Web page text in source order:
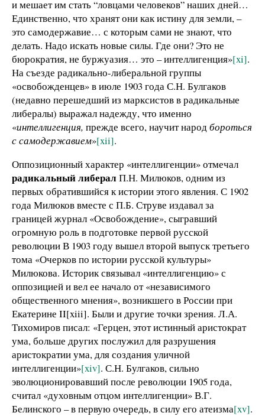
и мешает им стать “ловцами человеков” наших дней…
Единственно, что хранят они как истину для земли, –
это самодержавие… с которым сами не знают, что
делать. Надо искать новые силы. Где они? Это не
бюрократия, не буржуазия… это – интеллигенция»[xi].
На съезде радикально-либеральной группы
«освобожденцев» в июле 1903 года С.Н. Булгаков
(недавно перешедший из марксистов в радикальные
либералы) выражал надежду, что именно
«интеллигенция, прежде всего, научит народбороться
с самодержавием»[xii].
Оппозиционный характер «интеллигенции» отмечал
радикальный либерал П.Н. Милюков, одним из
первых обратившийся к истории этого явления. С 1902
года Милюков вместе с П.Б. Струве издавал за
границей журнал «Освобождение», сыгравший
огромную роль в подготовке первой русской
революции В 1903 году вышел второй выпуск третьего
тома «Очерков по истории русской культуры»
Милюкова. Историк связывал «интеллигенцию» с
оппозицией и вел ее начало от «независимого
общественного мнения», возникшего в России при
Екатерине II[xiii]. Были и другие точки зрения. Л.А.
Тихомиров писал: «Герцен, этот истинный аристократ
ума, больше других послужил для разрушения
аристократии ума, для создания уличной
интеллигенции»[xiv]. С.Н. Булгаков, сильно
эволюционировавший после революции 1905 года,
считал «духовным отцом интеллигенции» В.Г.
Белинского – в первую очередь, в силу его атеизма[xv].